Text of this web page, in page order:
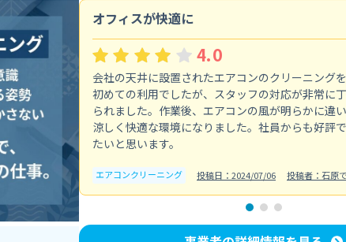
オフィスが快適に
4.0
会社の天井に設置されたエアコンのクリーニング
初めての利用でしたが、スタッフの対応が非常に
られました。作業後、エアコンの風が明らかに違
涼しく快適な環境になりました。社員からも好評
たいと思います。
エアコンクリーニング 投稿日：2024/07/06 投稿者：石原